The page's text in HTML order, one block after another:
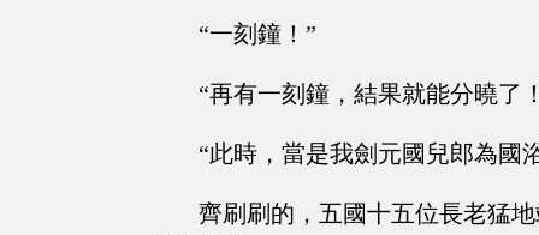
“一刻鐘！”
“再有一刻鐘，結果就能分曉了
“此時，當是我劍元國兒郎為國
齊刷刷的，五國十五位長老猛